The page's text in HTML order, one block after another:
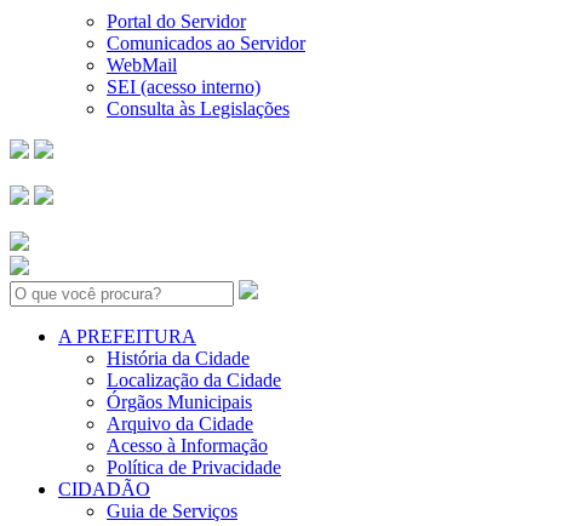
Portal do Servidor
Comunicados ao Servidor
WebMail
SEI (acesso interno)
Consulta às Legislações
Search:
A PREFEITURA
História da Cidade
Localização da Cidade
Órgãos Municipais
Arquivo da Cidade
Acesso à Informação
Política de Privacidade
CIDADÃO
Guia de Serviços